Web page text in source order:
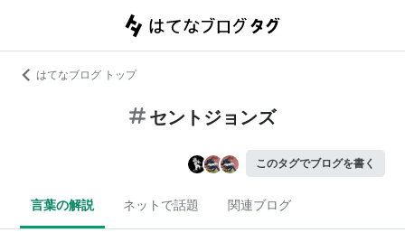
はてなブログ トップ
セントジョンズ
このタグでブログを書く
言葉の解説 ネットで話題 関連ブログ